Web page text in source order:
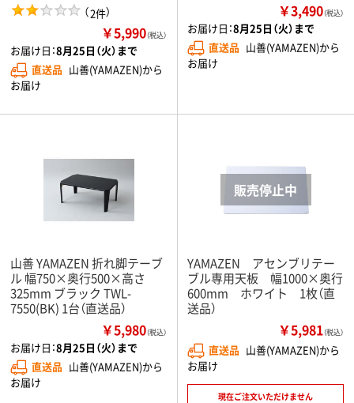
（2件）
￥5,990（税込）
お届け日：8月25日（火）まで
直送品 山善(YAMAZEN)から
お届け
￥3,490（税込）
お届け日：8月25日（火）まで
直送品 山善(YAMAZEN)から
お届け
山善 YAMAZEN 折れ脚テーブ
ル 幅750×奥行500×高さ
325mm ブラック TWL-
7550(BK) 1台（直送品）
￥5,980（税込）
お届け日：8月25日（火）まで
直送品 山善(YAMAZEN)から
お届け
YAMAZEN アセンブリテー
ブル専用天板 幅1000×奥行
600mm ホワイト 1枚（直
送品）
￥5,981（税込）
直送品 山善(YAMAZEN)から
お届け
現在ご注文いただけません